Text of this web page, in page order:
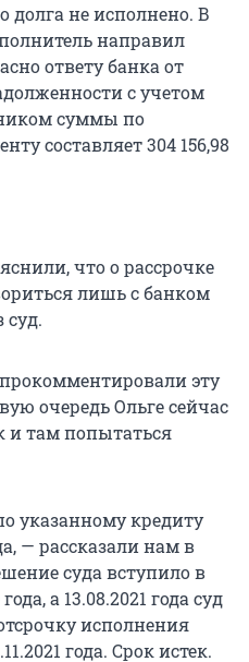
долга не исполнено. В
направил
ответу банка от
с учетом
суммы по
составляет 304 156,98
что о рассрочке
лишь с банком
суд.
эту
очередь Ольге сейчас
и там попытаться
указанному кредиту
— рассказали нам в
суда вступило в
а 13.08.2021 года суд
исполнения
года. Срок истек.